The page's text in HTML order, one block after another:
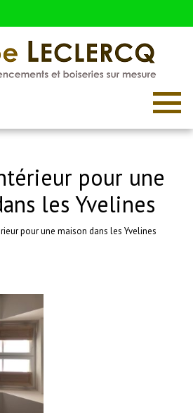
pour une
les Yvelines
pour une maison dans les Yvelines